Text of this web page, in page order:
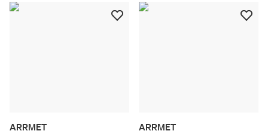
ARRMET
ARRMET